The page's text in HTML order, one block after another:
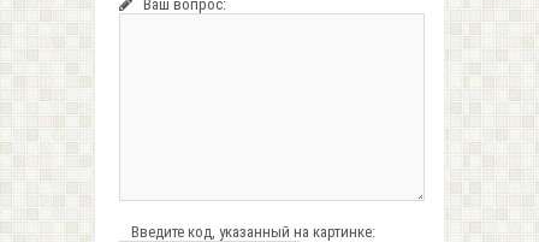
Ваш вопрос:
Введите код, указанный на картинке: